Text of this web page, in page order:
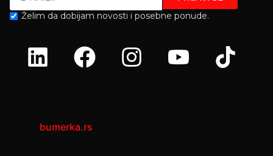
Želim da dobijam novosti i posebne ponude.
bumerka.rs